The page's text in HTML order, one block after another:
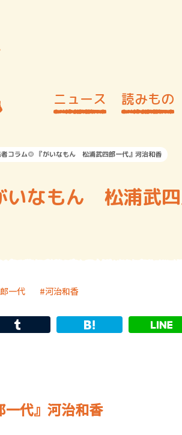
ニュース 読みもの
コラム◎ 『がいなもん 松浦武四郎一代』河治和香
なもん 松浦武四
一代 河治和香
代』河治和香